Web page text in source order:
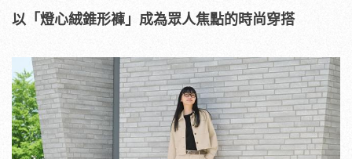
以「燈心絨錐形褲」成為眾人焦點的時尚穿搭